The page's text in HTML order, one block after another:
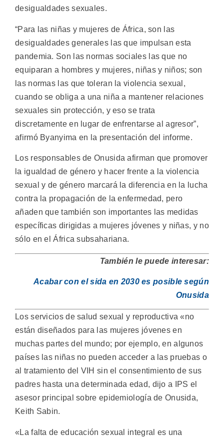
desigualdades sexuales.
“Para las niñas y mujeres de África, son las
desigualdades generales las que impulsan esta
pandemia. Son las normas sociales las que no
equiparan a hombres y mujeres, niñas y niños; son
las normas las que toleran la violencia sexual,
cuando se obliga a una niña a mantener relaciones
sexuales sin protección, y eso se trata
discretamente en lugar de enfrentarse al agresor”,
afirmó Byanyima en la presentación del informe.
Los responsables de Onusida afirman que promover
la igualdad de género y hacer frente a la violencia
sexual y de género marcará la diferencia en la lucha
contra la propagación de la enfermedad, pero
añaden que también son importantes las medidas
específicas dirigidas a mujeres jóvenes y niñas, y no
sólo en el África subsahariana.
También le puede interesar:
Acabar con el sida en 2030 es posible según
Onusida
Los servicios de salud sexual y reproductiva «no
están diseñados para las mujeres jóvenes en
muchas partes del mundo; por ejemplo, en algunos
países las niñas no pueden acceder a las pruebas o
al tratamiento del VIH sin el consentimiento de sus
padres hasta una determinada edad, dijo a IPS el
asesor principal sobre epidemiología de Onusida,
Keith Sabin.
«La falta de educación sexual integral es una